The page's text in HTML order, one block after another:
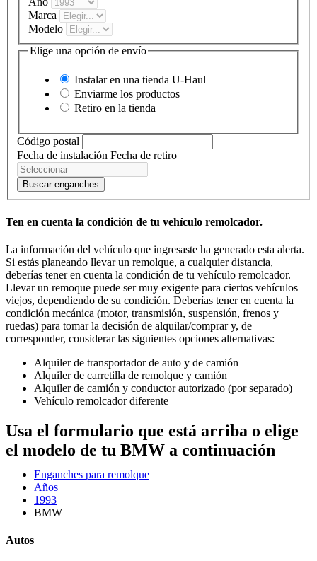
Marca
Modelo
Elige una opción de envío
Instalar en una tienda U-Haul
Enviarme los productos
Retiro en la tienda
Código postal
Fecha de instalación Fecha de retiro
Buscar enganches
Ten en cuenta la condición de tu vehículo remolcador.
La información del vehículo que ingresaste ha generado esta alerta.
Si estás planeando llevar un remolque, a cualquier distancia,
deberías tener en cuenta la condición de tu vehículo remolcador.
Llevar un remoque puede ser muy exigente para ciertos vehículos
viejos, dependiendo de su condición. Deberías tener en cuenta la
condición mecánica (motor, transmisión, suspensión, frenos y
ruedas) para tomar la decisión de alquilar/comprar y, de
corresponder, considerar las siguientes opciones alternativas:
Alquiler de transportador de auto y de camión
Alquiler de carretilla de remolque y camión
Alquiler de camión y conductor autorizado (por separado)
Vehículo remolcador diferente
Usa el formulario que está arriba o elige
el modelo de tu BMW a continuación
Enganches para remolque
Años
1993
BMW
Autos